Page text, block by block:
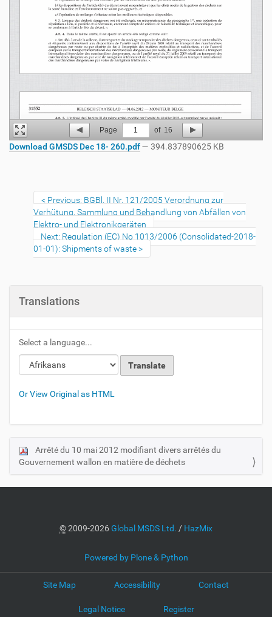
Page 1 of 16
Download GMSDS Dec 18- 260.pdf— 394.837890625 KB
Previous: BGBl. II Nr. 121/2005 Verordnung zur
Verhütung, Sammlung und Behandlung von Abfällen von
Elektro- und Elektronikgeräten
Next: Regulation (EC) No 1013/2006 (Consolidated-2018-
01-01): Shipments of waste
Translations
Select a language...
Or View Original as HTML
N
a
o
Arrêté du 10 mai 2012 modifiant divers arrêtés du
Gouvernement wallon en matière de déchets
©2009-2026Global MSDS Ltd. / HazMix
Powered by Plone & Python
Site Map Accessibility Contact
Legal Notice Register